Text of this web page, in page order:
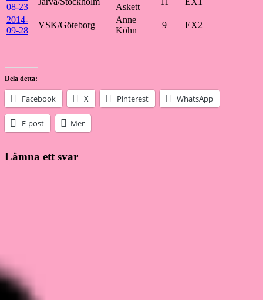
08-23
Askett
2014-
09-28
VSK/Göteborg
Anne
Köhn
9 EX2
Dela detta:
Facebook X Pinterest WhatsApp
E-post Mer
Lämna ett svar